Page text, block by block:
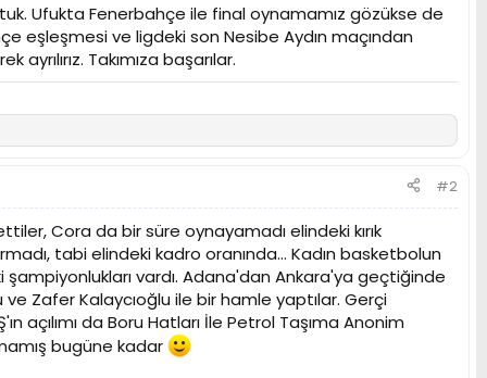
Ufukta Fenerbahçe ile final oynamamız gözükse de
eşleşmesi ve ligdeki son Nesibe Aydın maçından
Takımıza başarılar.
#2
Cora da bir süre oynayamadı elindeki kırık
tabi elindeki kadro oranında... Kadın basketbolun
vardı. Adana'dan Ankara'ya geçtiğinde
Zafer Kalaycıoğlu ile bir hamle yaptılar. Gerçi
açılımı da Boru Hatları İle Petrol Taşıma Anonim
bugüne kadar